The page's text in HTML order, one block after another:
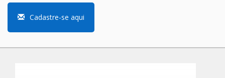
Cadastre-se aqui